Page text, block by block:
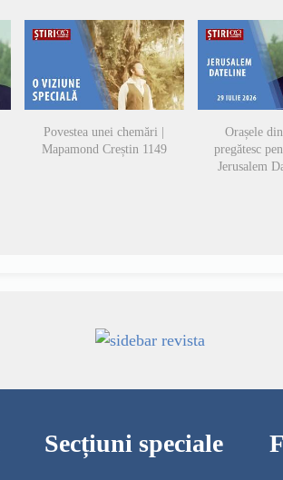
Povestea unei chemări |
Mapamond Creștin 1149
Orașele
pregătesc
Jerusalem
Secțiuni speciale